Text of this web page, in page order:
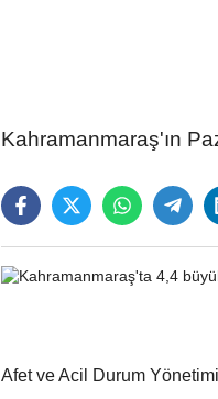
Kahramanmaraş'ın
Afet ve Acil Durum